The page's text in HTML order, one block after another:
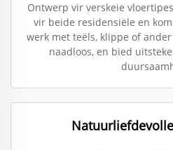
Ontwerp vir verskeie
vir beide residensiële en
werk met teëls, klippe of
naadloos, en bied